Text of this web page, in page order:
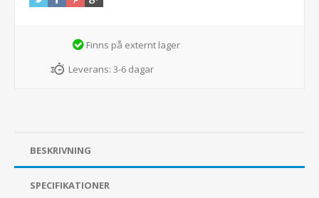
Finns på externt lager
Leverans: 3-6 dagar
BESKRIVNING
SPECIFIKATIONER